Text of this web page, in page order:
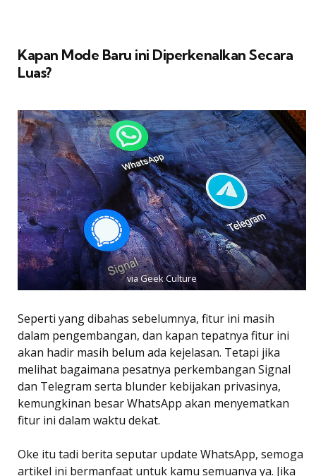
Kapan Mode Baru ini Diperkenalkan Secara
Luas?
via Geek Culture
Seperti yang dibahas sebelumnya, fitur ini masih
dalam pengembangan, dan kapan tepatnya fitur ini
akan hadir masih belum ada kejelasan. Tetapi jika
melihat bagaimana pesatnya perkembangan Signal
dan Telegram serta blunder kebijakan privasinya,
kemungkinan besar WhatsApp akan menyematkan
fitur ini dalam waktu dekat.
Oke itu tadi berita seputar update WhatsApp, semoga
artikel ini bermanfaat untuk kamu semuanya ya. Jika